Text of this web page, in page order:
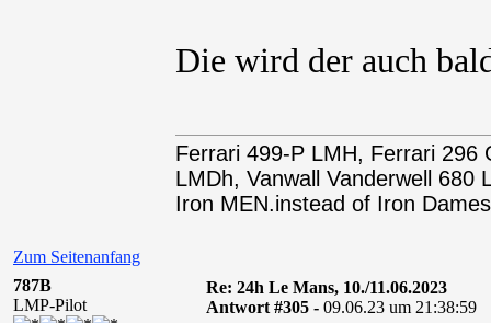
Die wird der auch
Zum Seitenanfang
Ferrari 499-P LMH, Ferrari 296
LMDh, Vanwall Vanderwell
Iron MEN.instead of Iron
787B
LMP-Pilot
Re: 24h Le Mans, 10./11.06.2023
Antwort #305 - 09.06.23 um 21:38:59